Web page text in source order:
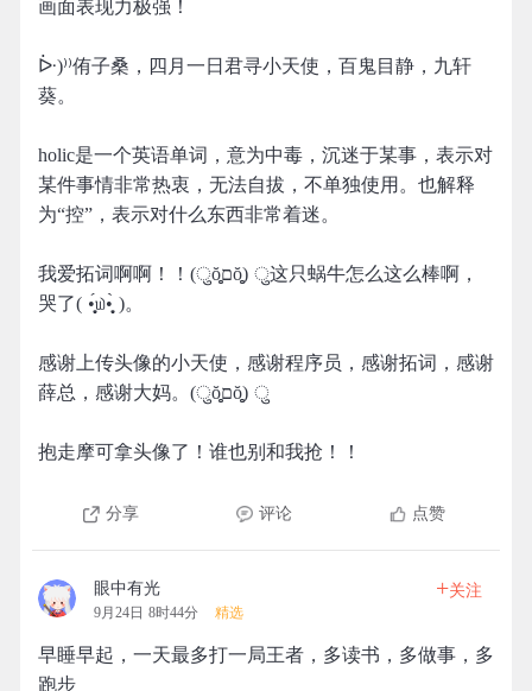
画面表现力极强！
ᐕ)⁾⁾侑子桑，四月一日君寻小天使，百鬼目静，九轩
葵。
holic是一个英语单词，意为中毒，沉迷于某事，表示对
某件事情非常热衷，无法自拔，不单独使用。也解释
为“控”，表示对什么东西非常着迷。
我爱拓词啊啊！！(ुŏ̥̥̥̥םŏ̥̥̥̥) ु这只蜗牛怎么这么棒啊，
哭了( •̣̣̣̣̣̥́௰•̣̣̣̣̣̥̀ )。
感谢上传头像的小天使，感谢程序员，感谢拓词，感谢
薛总，感谢大妈。(ुŏ̥̥̥̥םŏ̥̥̥̥) ु
抱走摩可拿头像了！谁也别和我抢！！
分享 评论 点赞
眼中有光
9月24日 8时44分 精选
+关注
早睡早起，一天最多打一局王者，多读书，多做事，多
跑步